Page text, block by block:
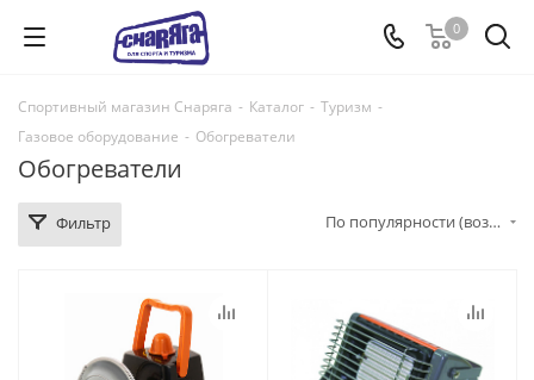
0
Спортивный магазин Снаряга - Каталог - Туризм -
Газовое оборудование - Обогреватели
Обогреватели
Фильтр По популярности (возрастание)